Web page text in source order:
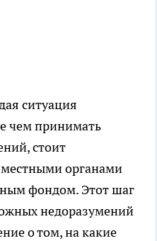
ситуация
чем принимать
стоит
местными органами
фондом. Этот шаг
недоразумений
о том, на какие